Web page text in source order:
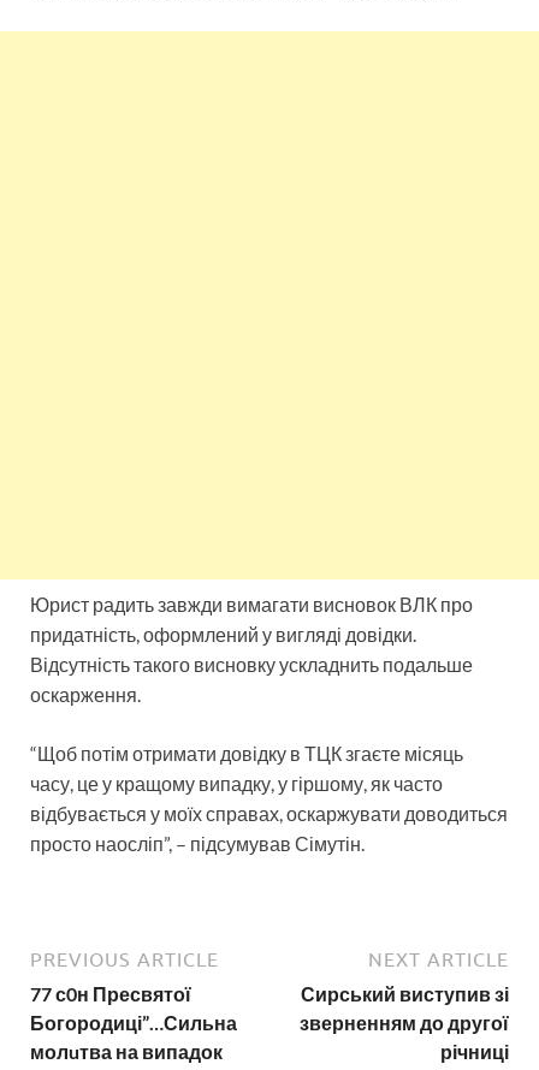
Юрист радить завжди вимагати висновок ВЛК про
придатність, оформлений у вигляді довідки.
Відсутність такого висновку ускладнить подальше
оскарження.
“Щоб потім отримати довідку в ТЦК згаєте місяць
часу, це у кращому випадку, у гіршому, як часто
відбувається у моїх справах, оскаржувати доводиться
просто наосліп”, – підсумував Сімутін.
PREVIOUS ARTICLE
77 с0н Пресвятої
Богородиці”…Сильна
молuтва на випадок
NEXT ARTICLE
Сирський виступив зі
зверненням до другої
річниці